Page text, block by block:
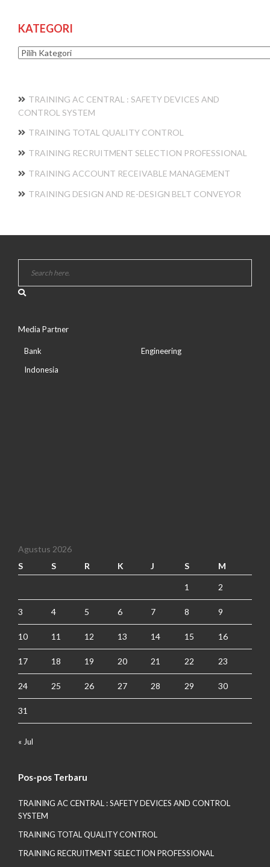
KATEGORI
Kategori
TRAINING AC CENTRAL : SAFETY DEVICES AND
CONTROL SYSTEM
TRAINING TOTAL QUALITY CONTROL
TRAINING RECRUITMENT SELECTION PROFESSIONAL
TRAINING ACCOUNT RECEIVABLE MANAGEMENT
TRAINING DESIGN AND RE-DESIGN BELT CONVEYOR
Media Partner
Bank
Indonesia
Engineering
Agustus 2026
S
S R K J S M
1 2
3 4 5 6 7 8 9
10 11 12 13 14 15 16
17 18 19 20 21 22 23
24 25 26 27 28 29 30
31
« Jul
Pos-pos Terbaru
TRAINING AC CENTRAL : SAFETY DEVICES AND CONTROL
SYSTEM
TRAINING TOTAL QUALITY CONTROL
TRAINING RECRUITMENT SELECTION PROFESSIONAL